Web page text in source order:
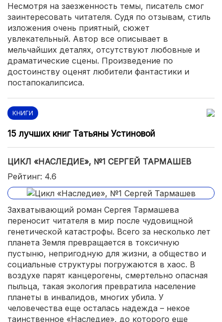
Несмотря на заезженность темы, писатель смог
заинтересовать читателя. Судя по отзывам, стиль
изложения очень приятный, сюжет
увлекательный. Автор все описывает в
мельчайших деталях, отсутствуют любовные и
драматические сцены. Произведение по
достоинству оценят любители фантастики и
постапокалипсиса.
КНИГИ
15 лучших книг Татьяны Устиновой
ЦИКЛ «НАСЛЕДИЕ», №1 СЕРГЕЙ ТАРМАШЕВ
Рейтинг: 4.6
Захватывающий роман Сергея Тармашева
переносит читателя в мир после чудовищной
генетической катастрофы. Всего за несколько лет
планета Земля превращается в токсичную
пустыню, непригодную для жизни, а общество и
социальные структуры погружаются в хаос. В
воздухе парят канцерогены, смертельно опасная
пыльца, такая экология превратила население
планеты в инвалидов, многих убила. У
человечества еще осталась надежда – некое
таинственное «Наследие», до которого еще